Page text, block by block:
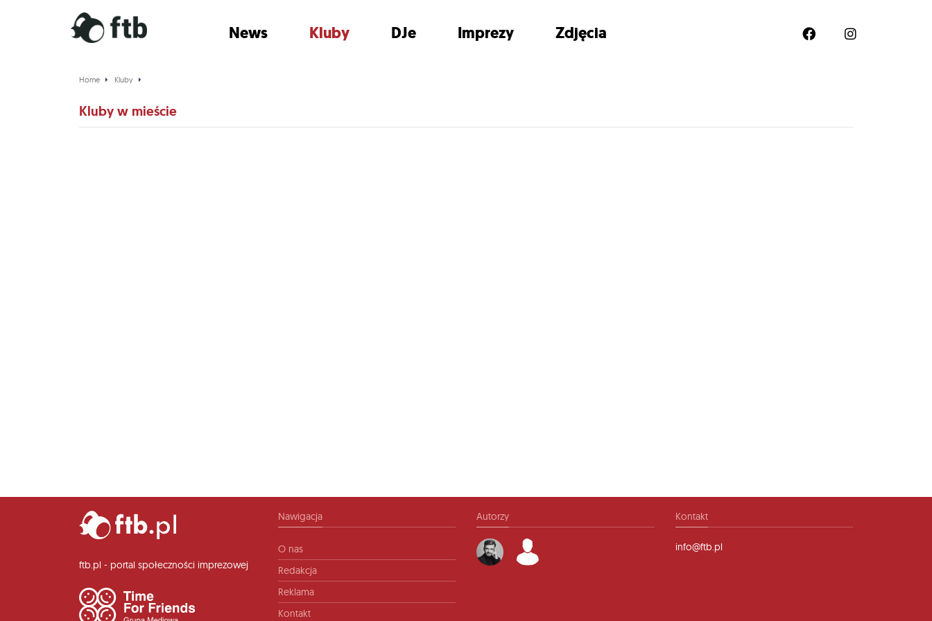
News Kluby DJe Imprezy Zdjęcia
Home Kluby
Kluby w mieście
ftb.pl - portal społeczności imprezowej
Nawigacja
O nas
Redakcja
Reklama
Kontakt
Autorzy Kontakt
info@ftb.pl